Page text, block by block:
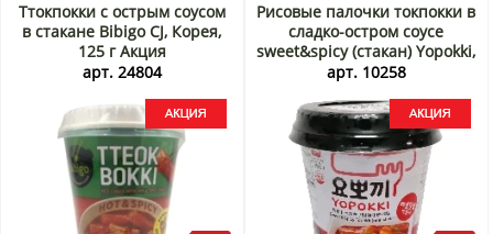
Ттокпокки с острым соусом
в стакане Bibigo CJ, Корея,
125 г Акция
арт. 24804
Рисовые палочки токпокки в
сладко-остром соусе
sweet&spicy (стакан) Yopokki,
Корея, 140 г Акция
арт. 10258